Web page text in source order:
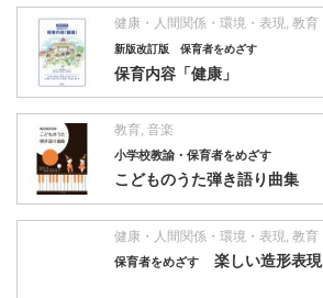
健康・人間関係・環境・表現, 教育
新版改訂版 保育者をめざす
保育内容「健康」
教育, 音楽
小学校教諭・保育者をめざす
こどものうた弾き語り曲集
健康・人間関係・環境・表現, 教育
保育者をめざす 楽しい造形表現